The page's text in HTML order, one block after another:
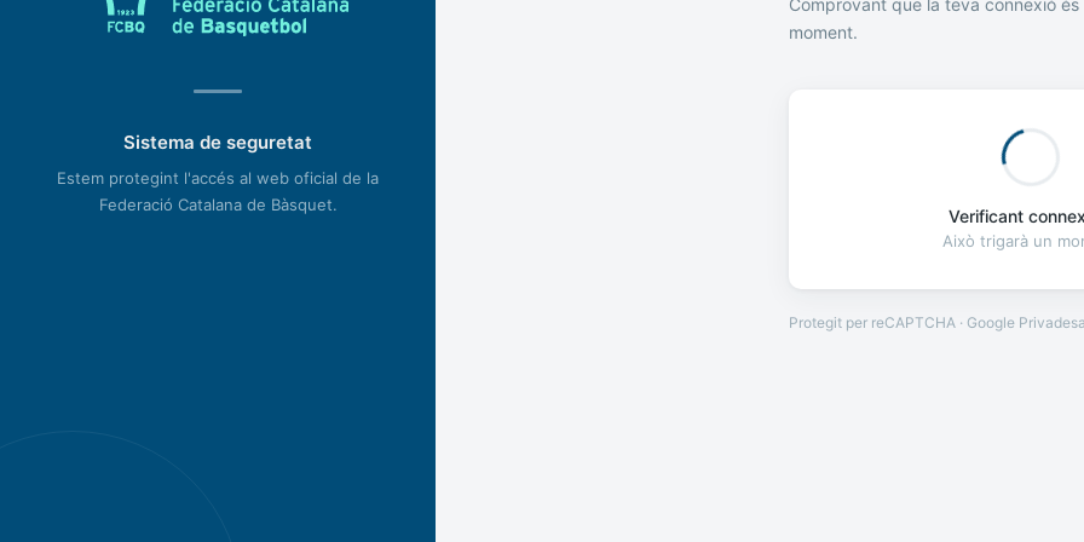
Sistema de seguretat
Estem protegint l'accés al web oficial de la
Federació Catalana de Bàsquet.
moment.
Verificant
Això trigarà un
Protegit per reCAPTCHA · Google